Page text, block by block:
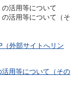
活用等について
活用等について（そ
（外部サイトへリン
活用等について（その